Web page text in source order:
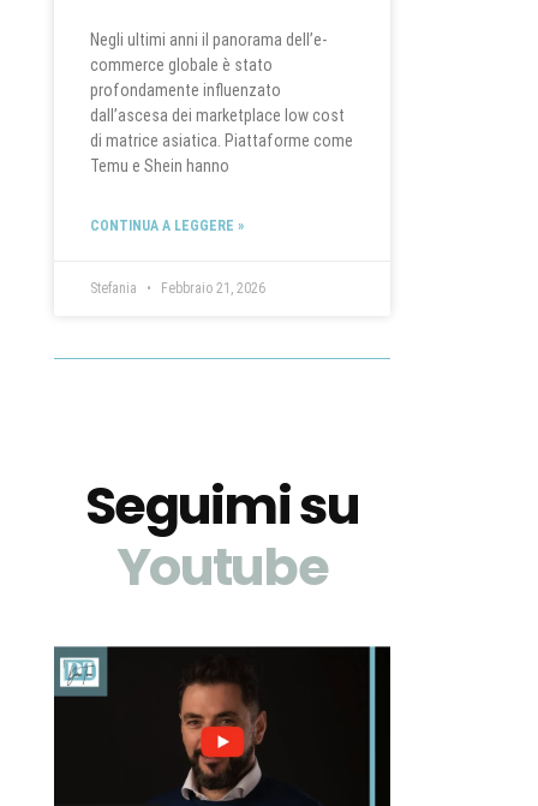
Negli ultimi anni il panorama dell’e-
commerce globale è stato
profondamente influenzato
dall’ascesa dei marketplace low cost
di matrice asiatica. Piattaforme come
Temu e Shein hanno
CONTINUA A LEGGERE »
Stefania Febbraio 21, 2026
Seguimi su
Youtube